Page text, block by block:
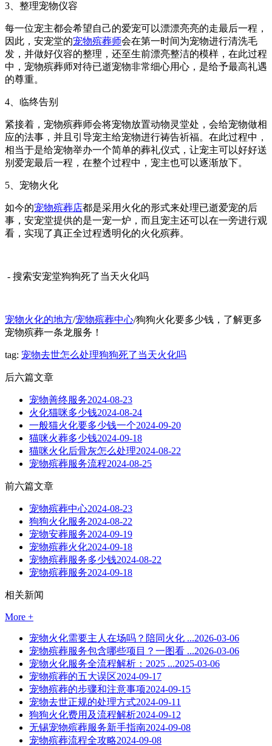
3、整理宠物仪容
每一位宠主都会希望自己的爱宠可以漂漂亮亮的走最后一程，
因此，安宠堂的宠物殡葬师会在第一时间为宠物进行清洗毛
发，并做好仪容的整理，还至生前漂亮整洁的模样，在此过程
中，宠物殡葬师对待已逝宠物非常细心用心，是给予最高礼遇
的尊重。
4、临终告别
紧接着，宠物殡葬师会将宠物放置动物灵堂处，会给宠物做相
应的法事，并且引导宠主给宠物进行祷告祈福。在此过程中，
相当于是给宠物举办一个简单的葬礼仪式，让宠主可以好好送
别爱宠最后一程，在整个过程中，宠主也可以逐渐放下。
5、宠物火化
如今的宠物殡葬店都是采用火化的形式来处理已逝爱宠的后
事，安宠堂提供的是一宠一炉，而且宠主还可以在一旁进行观
看，实现了真正全过程透明化的火化殡葬。
- 搜索安宠堂狗狗死了当天火化吗
宠物火化的地方/宠物殡葬中心/狗狗火化要多少钱，了解更多
宠物殡葬一条龙服务！
tag: 宠物去世怎么处理狗狗死了当天火化吗
后六篇文章
宠物善终服务2024-08-23
火化猫咪多少钱2024-08-24
一般猫火化要多少钱一个2024-09-20
猫咪火葬多少钱2024-09-18
猫咪火化后骨灰怎么处理2024-08-22
宠物殡葬服务流程2024-08-25
前六篇文章
宠物殡葬中心2024-08-23
狗狗火化服务2024-08-22
宠物安葬服务2024-09-19
宠物殡葬火化2024-09-18
宠物殡葬服务多少钱2024-08-22
宠物殡葬服务2024-09-18
相关新闻
More +
宠物火化需要主人在场吗？陪同火化 ...2026-03-06
宠物殡葬服务包含哪些项目？一图看 ...2026-03-06
宠物火化服务全流程解析：2025 ...2025-03-06
宠物殡葬的五大误区2024-09-17
宠物殡葬的步骤和注意事项2024-09-15
宠物去世正规的处理方式2024-09-11
狗狗火化费用及流程解析2024-09-12
无锡宠物殡葬服务新手指南2024-09-08
宠物殡葬流程全攻略2024-09-08